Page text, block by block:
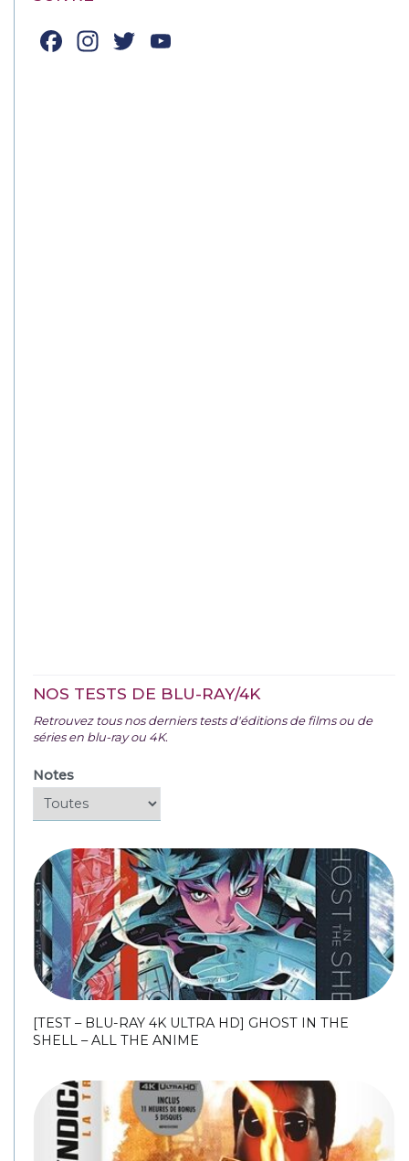
Facebook
Instagram
Twitter
NOS TESTS DE BLU-RAY/4K
Retrouvez tous nos derniers tests d'éditions de films ou de
séries en blu-ray ou 4K.
Notes
[TEST – BLU-RAY 4K ULTRA HD] GHOST IN THE
SHELL – ALL THE ANIME